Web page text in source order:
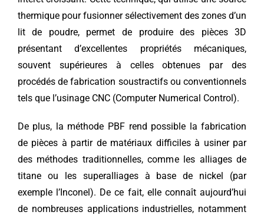
thermique pour fusionner sélectivement des zones d’un
lit de poudre, permet de produire des pièces 3D
présentant d’excellentes propriétés mécaniques,
souvent supérieures à celles obtenues par des
procédés de fabrication soustractifs ou conventionnels
tels que l’usinage CNC (Computer Numerical Control).
De plus, la méthode PBF rend possible la fabrication
de pièces à partir de matériaux difficiles à usiner par
des méthodes traditionnelles, comme les alliages de
titane ou les superalliages à base de nickel (par
exemple l’Inconel). De ce fait, elle connaît aujourd’hui
de nombreuses applications industrielles, notamment